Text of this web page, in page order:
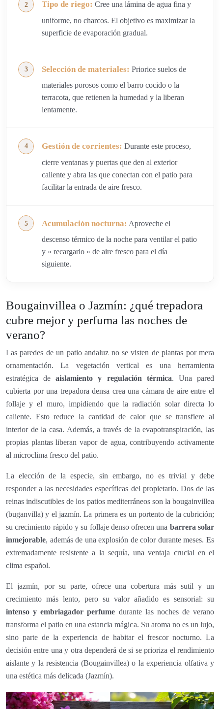
Tipo de riego: Cree una lámina de agua fina y
uniforme, no charcos. El objetivo es maximizar la
superficie de evaporación gradual.
Selección de materiales: Priorice suelos de
materiales porosos como el barro cocido o la
terracota, que retienen la humedad y la liberan
lentamente.
Gestión de corrientes: Durante este proceso,
cierre ventanas y puertas que den al exterior
caliente y abra las que conectan con el patio para
facilitar la entrada de aire fresco.
Acumulación nocturna: Aproveche el
descenso térmico de la noche para ventilar el patio
y « recargarlo » de aire fresco para el día
siguiente.
Bougainvillea o Jazmín: ¿qué trepadora
cubre mejor y perfuma las noches de
verano?
Las paredes de un patio andaluz no se visten de plantas por mera
ornamentación. La vegetación vertical es una herramienta
estratégica deaislamiento y regulación térmica. Una pared
cubierta por una trepadora densa crea una cámara de aire entre el
follaje y el muro, impidiendo que la radiación solar directa lo
caliente. Esto reduce la cantidad de calor que se transfiere al
interior de la casa. Además, a través de la evapotranspiración, las
propias plantas liberan vapor de agua, contribuyendo activamente
al microclima fresco del patio.
La elección de la especie, sin embargo, no es trivial y debe
responder a las necesidades específicas del propietario. Dos de las
reinas indiscutibles de los patios mediterráneos son la bougainvillea
(buganvilla) y el jazmín. La primera es un portento de la cubrición;
su crecimiento rápido y su follaje denso ofrecen una barrera solar
inmejorable, además de una explosión de color durante meses. Es
extremadamente resistente a la sequía, una ventaja crucial en el
clima español.
El jazmín, por su parte, ofrece una cobertura más sutil y un
crecimiento más lento, pero su valor añadido es sensorial: su
intenso y embriagador perfume durante las noches de verano
transforma el patio en una estancia mágica. Su aroma no es un lujo,
sino parte de la experiencia de habitar el frescor nocturno. La
decisión entre una y otra dependerá de si se prioriza el rendimiento
aislante y la resistencia (Bougainvillea) o la experiencia olfativa y
una estética más delicada (Jazmín).